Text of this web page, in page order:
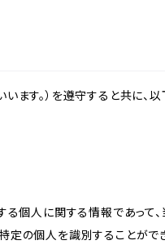
す。）を遵守すると共に、以
個人に関する情報であって
定の個人を識別することがで